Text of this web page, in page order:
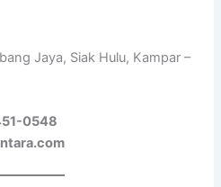
Jaya, Siak Hulu, Kampar –
0548